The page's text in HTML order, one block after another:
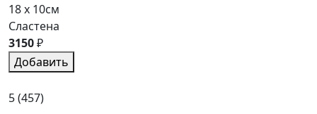
18 x 10см
Сластена
3150₽
Добавить
5(457)